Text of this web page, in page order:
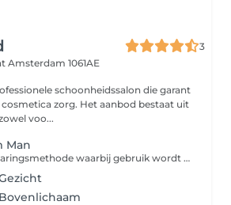
3
Amsterdam 1061AE
schoonheidssalon die garant
zorg. Het aanbod bestaat uit
voo...
Man
Sugaring is een ontharingsmethode waarbij gebruik wordt gemaakt van een pasta die bestaat uit suiker, water en citroensap. Doordat deze suikerpasta zich alleen aan de haren hecht en niet aan de huid en er in de richting van de haargroei af wordt getrokken, is dit een huidvriendelijke en minder pijnlijke manier van ontharen. Bij een 'bikinilijn' worden ongewenste haren in je liezen en aan de boven- en zijkanten van het bikinigebied verwijderd. Bij een 'Brazilian wax' wordt niet alleen het schaamhaar van je bikinilijn en venusheuvel verwijderd, maar ook dat van je intieme delen (schaamlippen, bilnaad en rond de anus). Desgewenst wordt er een streepje of driehoekje overgelaten. Bij een 'Hollywood wax' wordt niet alleen al het schaamhaar van je bikinilijn en venusheuvel verwijderd, maar ook dat van je intieme delen (schaamlippen, bilnaad en rond de anus).